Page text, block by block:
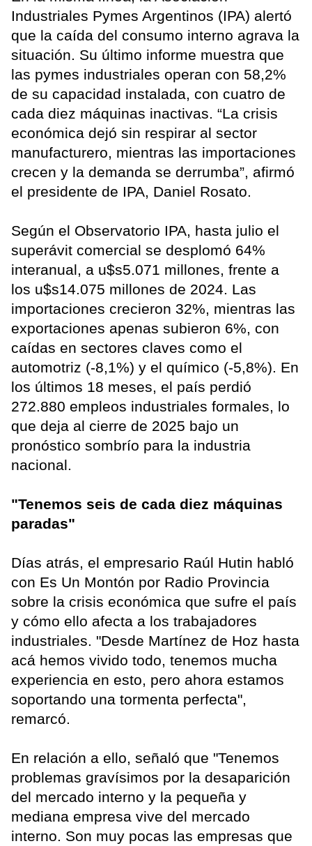
Industriales Pymes Argentinos (IPA) alertó
que la caída del consumo interno agrava la
situación. Su último informe muestra que
las pymes industriales operan con 58,2%
de su capacidad instalada, con cuatro de
cada diez máquinas inactivas. “La crisis
económica dejó sin respirar al sector
manufacturero, mientras las importaciones
crecen y la demanda se derrumba”, afirmó
el presidente de IPA, Daniel Rosato.
Según el Observatorio IPA, hasta julio el
superávit comercial se desplomó 64%
interanual, a u$s5.071 millones, frente a
los u$s14.075 millones de 2024. Las
importaciones crecieron 32%, mientras las
exportaciones apenas subieron 6%, con
caídas en sectores claves como el
automotriz (-8,1%) y el químico (-5,8%). En
los últimos 18 meses, el país perdió
272.880 empleos industriales formales, lo
que deja al cierre de 2025 bajo un
pronóstico sombrío para la industria
nacional.
"Tenemos seis de cada diez máquinas
paradas"
Días atrás, el empresario Raúl Hutin habló
con Es Un Montón por Radio Provincia
sobre la crisis económica que sufre el país
y cómo ello afecta a los trabajadores
industriales. "Desde Martínez de Hoz hasta
acá hemos vivido todo, tenemos mucha
experiencia en esto, pero ahora estamos
soportando una tormenta perfecta",
remarcó.
En relación a ello, señaló que "Tenemos
problemas gravísimos por la desaparición
del mercado interno y la pequeña y
mediana empresa vive del mercado
interno. Son muy pocas las empresas que